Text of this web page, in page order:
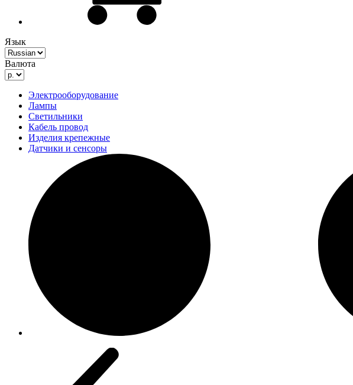
Язык
Валюта
Электрооборудование
Лампы
Светильники
Кабель провод
Изделия крепежные
Датчики и сенсоры